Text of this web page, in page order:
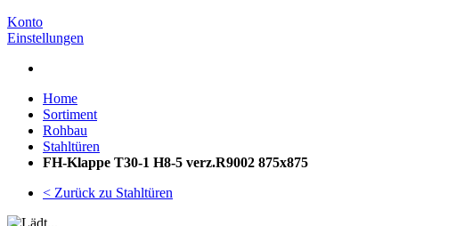
Konto
Einstellungen
Home
Sortiment
Rohbau
Stahltüren
FH-Klappe T30-1 H8-5 verz.R9002 875x875
< Zurück zu Stahltüren